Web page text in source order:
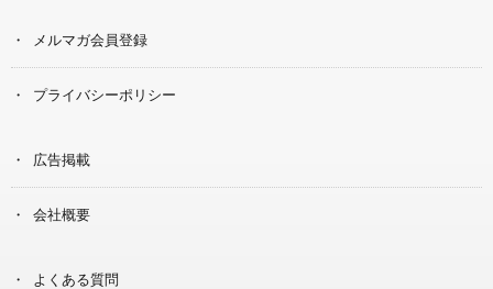
メルマガ会員登録
プライバシーポリシー
広告掲載
会社概要
よくある質問